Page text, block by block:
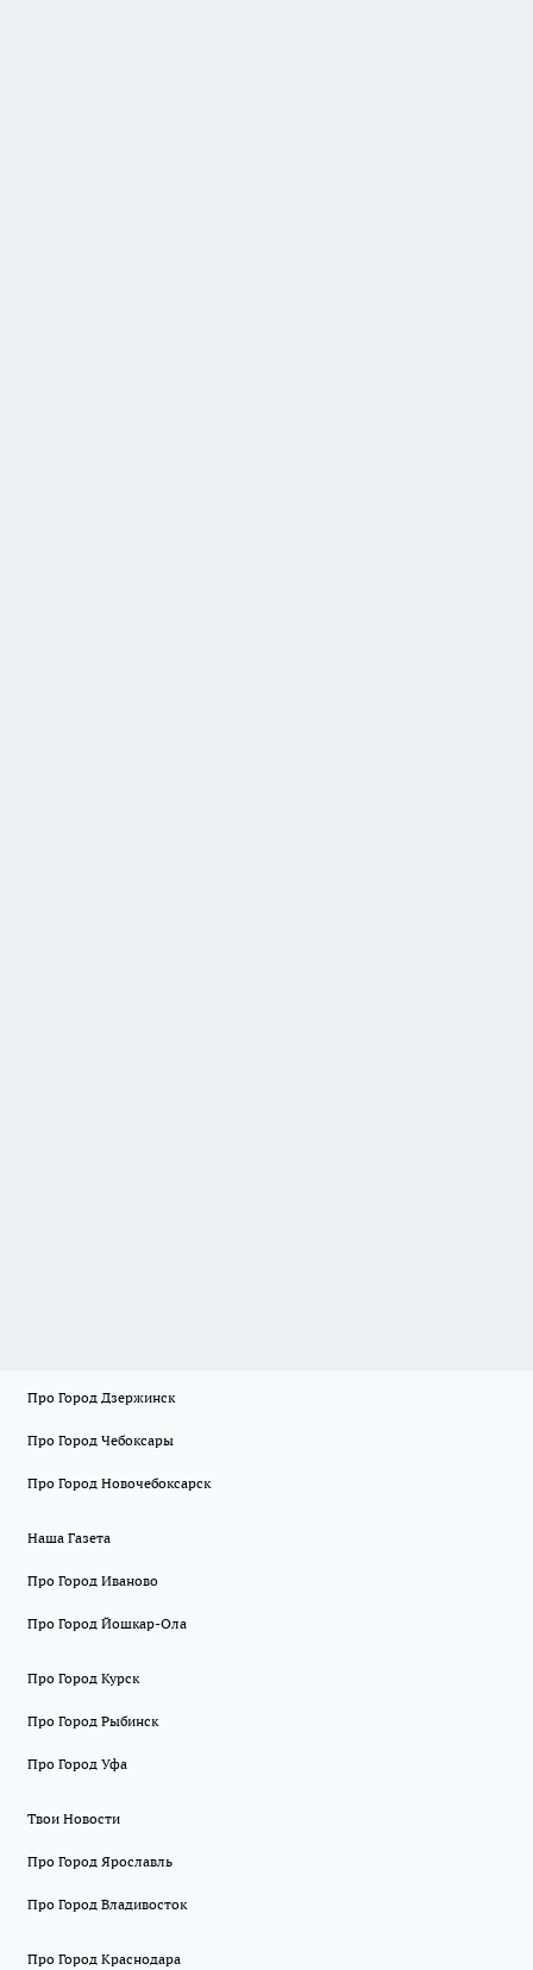
Про Город Дзержинск
Про Город Чебоксары
Про Город Новочебоксарск
Наша Газета
Про Город Иваново
Про Город Йошкар-Ола
Про Город Курск
Про Город Рыбинск
Про Город Уфа
Твои Новости
Про Город Ярославль
Про Город Владивосток
Про Город Краснодара